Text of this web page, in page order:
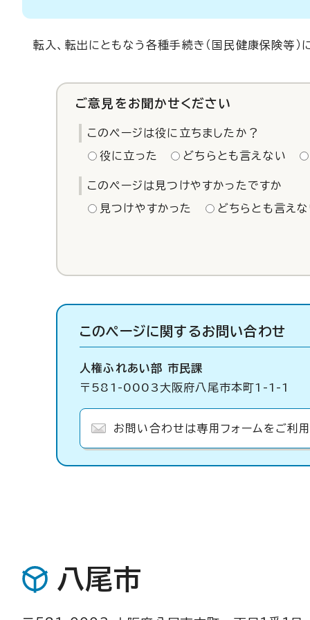
転入、転出にともなう各種手続き（国民健康保険等
ご意見をお聞かせください
このページは役に立ちましたか？
役に立った どちらとも言えない
このページは見つけやすかったですか
見つけやすかった どちらとも言え
このページに関するお問い合わせ
人権ふれあい部 市民課
〒581-0003大阪府八尾市本町1-1-1
お問い合わせは専用フォームをご利
八尾市